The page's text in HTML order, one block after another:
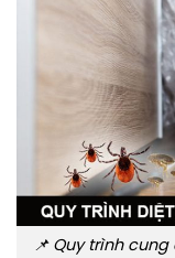
📌 Quy trình